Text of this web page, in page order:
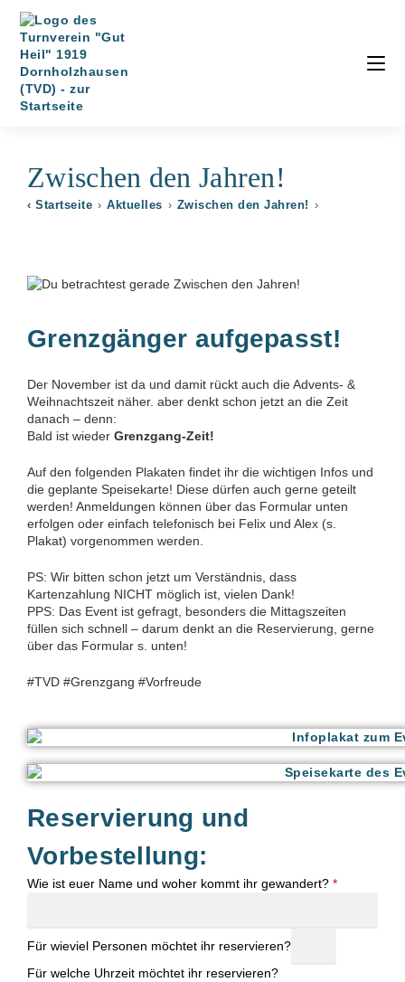
Zwischen den Jahren!
‹ Startseite › Aktuelles › Zwischen den Jahren! ›
Grenzgänger aufgepasst!
Der November ist da und damit rückt auch die Advents- &
Weihnachtszeit näher. aber denkt schon jetzt an die Zeit
danach – denn:
Bald ist wieder Grenzgang-Zeit!
Auf den folgenden Plakaten findet ihr die wichtigen Infos und
die geplante Speisekarte! Diese dürfen auch gerne geteilt
werden! Anmeldungen können über das Formular unten
erfolgen oder einfach telefonisch bei Felix und Alex (s.
Plakat) vorgenommen werden.
PS: Wir bitten schon jetzt um Verständnis, dass
Kartenzahlung NICHT möglich ist, vielen Dank!
PPS: Das Event ist gefragt, besonders die Mittagszeiten
füllen sich schnell – darum denkt an die Reservierung, gerne
über das Formular s. unten!
#TVD #Grenzgang #Vorfreude
Reservierung und
Vorbestellung:
Wie ist euer Name und woher kommt ihr gewandert? *
Für wieviel Personen möchtet ihr reservieren?
Für welche Uhrzeit möchtet ihr reservieren?